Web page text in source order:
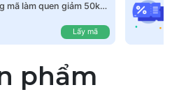
mã làm quen giảm 50k
Lấy mã
phẩm